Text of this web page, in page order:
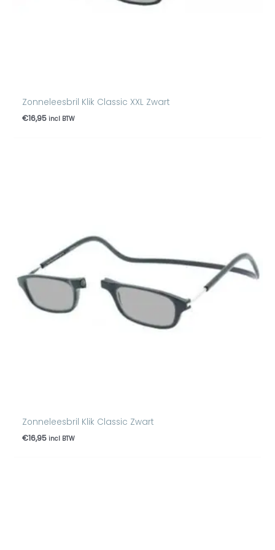
Zonneleesbril Klik Classic XXL Zwart
€16,95 incl BTW
Zonneleesbril Klik Classic Zwart
€16,95 incl BTW